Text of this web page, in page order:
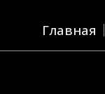
Главная